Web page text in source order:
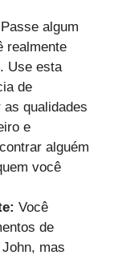
Passe algum
realmente
Use esta
de
qualidades
e
alguém
você
Você
de
mas